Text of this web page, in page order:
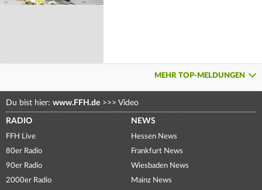
MEHR TOP-MELDUNGEN
Du bist hier: www.FFH.de >>> Video
RADIO
FFH Live
80er Radio
90er Radio
2000er Radio
NEWS
Hessen News
Frankfurt News
Wiesbaden News
Mainz News